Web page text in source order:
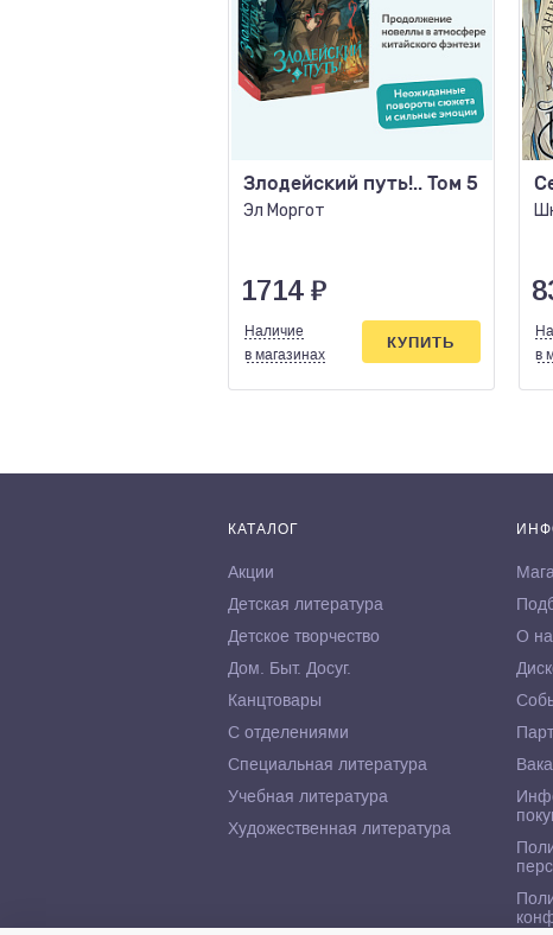
Злодейский путь!.. Том 5
Эл Моргот
1714 ₽
Наличие
в магазинах
КУПИТЬ
в
КАТАЛОГ
Акции
Детская литература
Детское творчество
Дом. Быт. Досуг.
Канцтовары
С отделениями
Специальная литература
Учебная литература
Художественная литература
О